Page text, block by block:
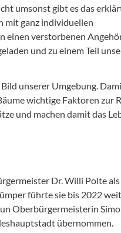
umsonst gibt es das
mit ganz individuellen
einen verstorbenen
und zu einem Teil
unserer Umgebung.
wichtige Faktoren zur
und machen damit das
Dr. Willi Polte als
führte sie bis 2022
Oberbürgermeisterin
übernommen.